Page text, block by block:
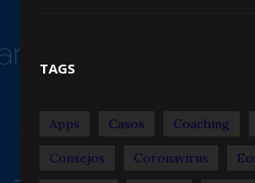
TAGS
Apps Casos Coaching
Consejos Coronavirus